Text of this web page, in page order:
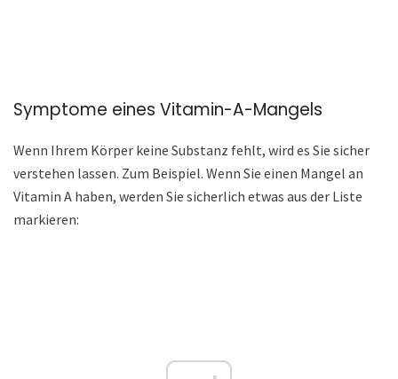
Symptome eines Vitamin-A-Mangels
Wenn Ihrem Körper keine Substanz fehlt, wird es Sie sicher
verstehen lassen. Zum Beispiel. Wenn Sie einen Mangel an
Vitamin A haben, werden Sie sicherlich etwas aus der Liste
markieren: